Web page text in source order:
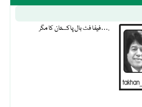
فیفا فٹ بال پاکستان کا مگر….